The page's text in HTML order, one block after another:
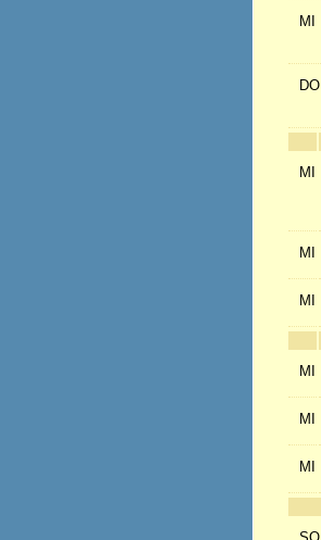
MI
DO
MI
MI
MI
MI
MI
MI